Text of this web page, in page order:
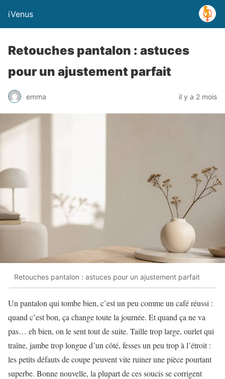
iVenus
Retouches pantalon : astuces
pour un ajustement parfait
emma il y a 2 mois
Retouches pantalon : astuces pour un ajustement parfait
Un pantalon qui tombe bien, c’est un peu comme un café réussi :
quand c’est bon, ça change toute la journée. Et quand ça ne va
pas… eh bien, on le sent tout de suite. Taille trop large, ourlet qui
traîne, jambe trop longue d’un côté, fesses un peu trop à l’étroit :
les petits défauts de coupe peuvent vite ruiner une pièce pourtant
superbe. Bonne nouvelle, la plupart de ces soucis se corrigent